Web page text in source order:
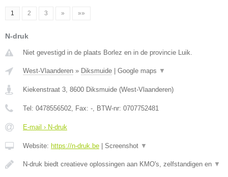
1 2 3 » »»
N-druk
Niet gevestigd in de plaats Borlez en in de provincie Luik.
West-Vlaanderen » Diksmuide Google maps ▼
Kiekenstraat 3, 8600 Diksmuide (West-Vlaanderen)
Tel: 0478556502, Fax: -, BTW-nr: 0707752481
E-mail › N-druk
Website: https://n-druk.be Screenshot ▼
N-druk biedt creatieve oplossingen aan KMO's, zelfstandigen en ▼